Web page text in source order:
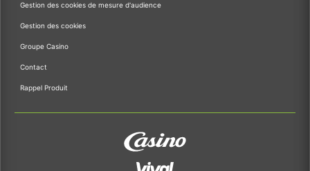
Gestion des cookies de mesure d'audience
Gestion des cookies
Groupe Casino
Contact
Rappel Produit